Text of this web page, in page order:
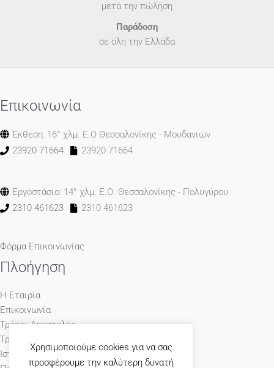
μετά την πώληση
Παράδοση
σε όλη την Ελλάδα
Επικοινωνία
Έκθεση: 16° χλμ. Ε.Ο Θεσσαλονίκης - Μουδανιών
23920 71664
23920 71664
Εργοστάσιο: 14° χλμ. Ε.Ο. Θεσσαλονίκης - Πολυγύρου
2310 461623
2310 461623
Φόρμα Επικοινωνίας
Πλοήγηση
Η Εταιρία
Επικοινωνία
Τρόποι Αποστολής
Τρόποι Πληρωμής
Ιστολόγιο
Χρησιμοποιούμε cookies για να σας
προσφέρουμε την καλύτερη δυνατή